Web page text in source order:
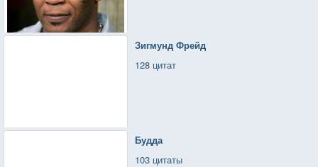
Зигмунд Фрейд
128 цитат
Будда
103 цитаты